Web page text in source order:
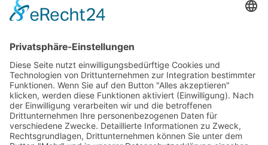
Kontaktieren Sie uns
WalBee
Bizzmade GmbH
Gießereistraße 29
83022 Rosenheim